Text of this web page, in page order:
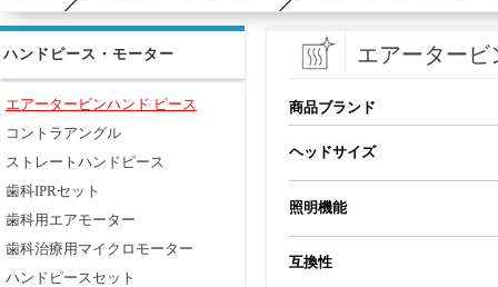
ハンドピース・モーター
エアータービンハンド ピース
コントラアングル
ストレートハンドピース
歯科IPRセット
歯科用エアモーター
歯科治療用マイクロモーター
ハンドピースセット
エアータービ
商品ブランド
ヘッドサイズ
照明機能
互換性